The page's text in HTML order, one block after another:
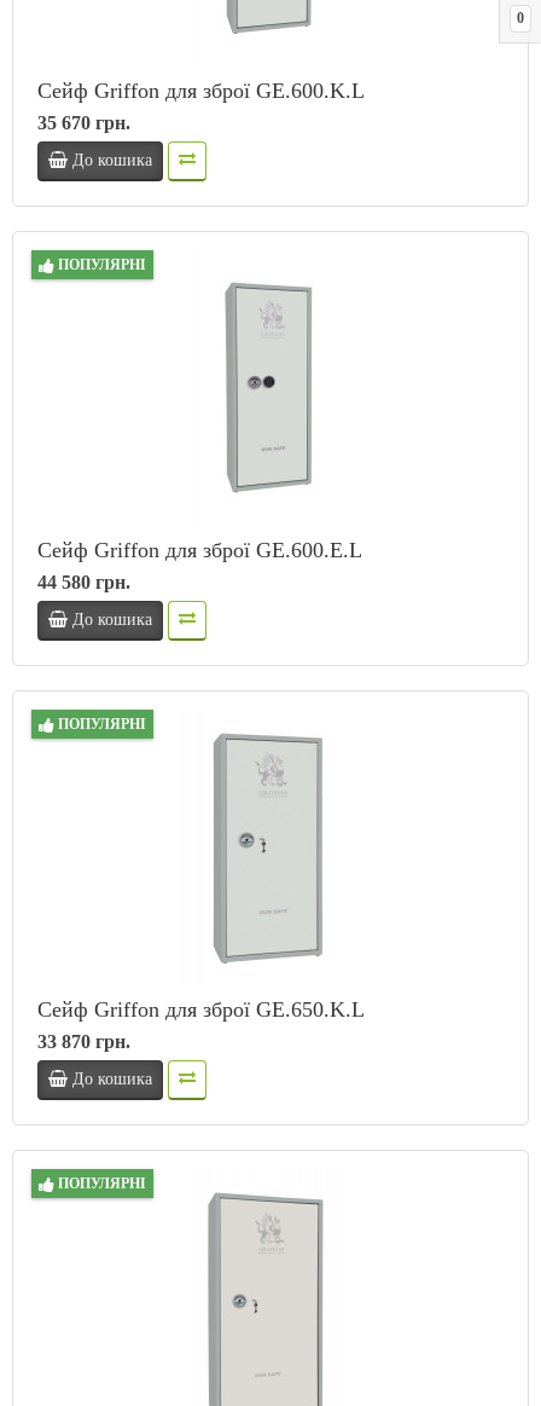
0
Сейф Griffon для зброї GE.600.K.L
35 670 грн.
До кошика
ПОПУЛЯРНІ
Сейф Griffon для зброї GE.600.Е.L
44 580 грн.
До кошика
ПОПУЛЯРНІ
Сейф Griffon для зброї GE.650.K.L
33 870 грн.
До кошика
ПОПУЛЯРНІ